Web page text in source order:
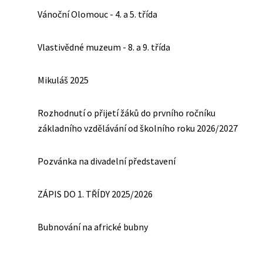
Vánoční Olomouc - 4. a 5. třída
Vlastivědné muzeum - 8. a 9. třída
Mikuláš 2025
Rozhodnutí o přijetí žáků do prvního ročníku
základního vzdělávání od školního roku 2026/2027
Pozvánka na divadelní představení
ZÁPIS DO 1. TŘÍDY 2025/2026
Bubnování na africké bubny